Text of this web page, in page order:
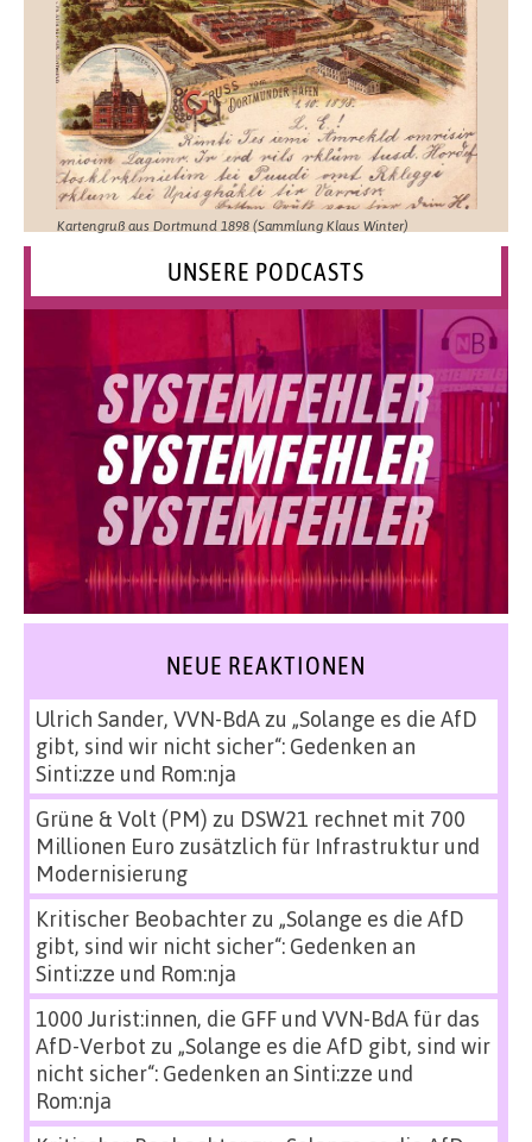
Kartengruß aus Dortmund 1898 (Sammlung Klaus Winter)
UNSERE PODCASTS
NEUE REAKTIONEN
Ulrich Sander, VVN-BdAzu „Solange es die AfD
gibt, sind wir nicht sicher“: Gedenken an
Sinti:zze und Rom:nja
Grüne & Volt (PM) zu DSW21 rechnet mit 700
Millionen Euro zusätzlich für Infrastruktur und
Modernisierung
Kritischer Beobachterzu „Solange es die AfD
gibt, sind wir nicht sicher“: Gedenken an
Sinti:zze und Rom:nja
1000 Jurist:innen, die GFF und VVN-BdA für das
AfD-Verbot zu „Solange es die AfD gibt, sind wir
nicht sicher“: Gedenken an Sinti:zze und
Rom:nja